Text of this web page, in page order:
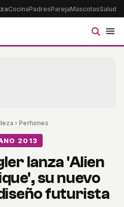
CocinaPadresParejaMascotasSalud
› Perfumes
2013
lanza 'Alien
su nuevo
futurista